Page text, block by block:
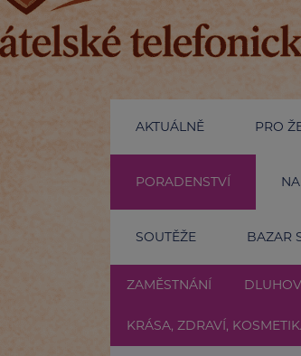
AKTUÁLNĚ PRO
PORADENSTVÍ
SOUTĚŽE BAZAR
ZAMĚSTNÁNÍ
KRÁSA, ZDRAVÍ,